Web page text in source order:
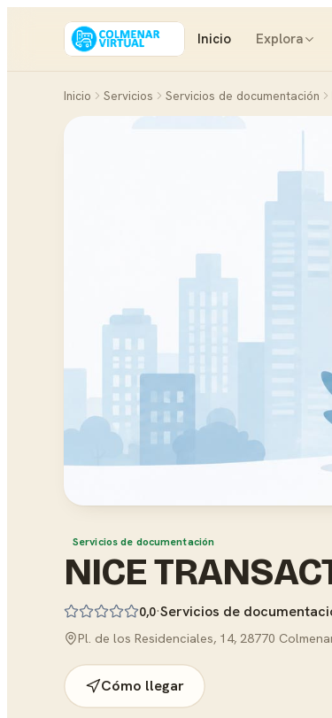
Inicio Explora
Inicio Servicios Servicios de documentación
Servicios de documentación
NICE
0,0·Servicios de
Pl. de los Residenciales, 14, 28770
Cómo llegar